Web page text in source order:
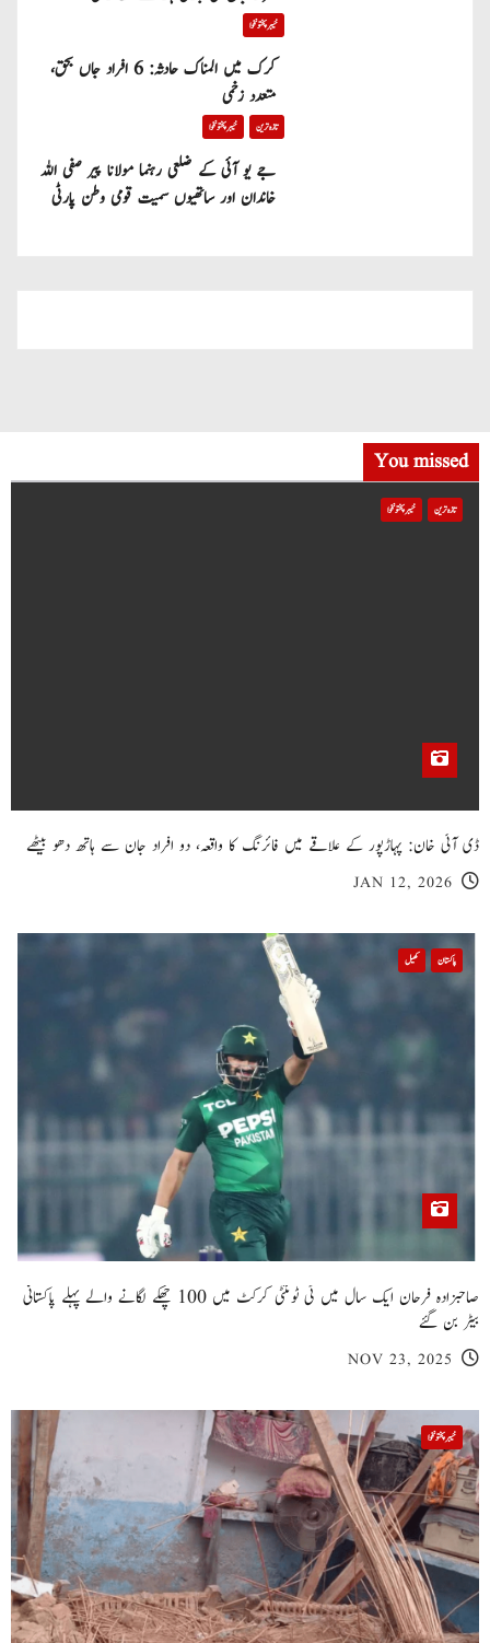
خیبر پختونخوا
کرک میں المناک حادثہ: 6 افراد جاں بحق،
متعدد زخمی
تازہ ترین خیبر پختونخوا
جے یو آئی کے ضلعی رہنما مولانا پیر صفی اللہ
خاندان اور ساتھیوں سمیت قومی وطن پارٹی
You missed
تازہ ترین خیبر پختونخوا
ڈی آئی خان: پہاڑپور کے علاقے میں فائرنگ کا واقعہ، دو افراد جان سے ہاتھ دھو بیٹھے
JAN 12, 2026
پاکستان کھیل
صاحبزادہ فرحان ایک سال میں ٹی ٹوئنٹی کرکٹ میں 100 چھکے لگانے والے پہلے پاکستانی
بیٹر بن گئے
NOV 23, 2025
خیبر پختونخوا